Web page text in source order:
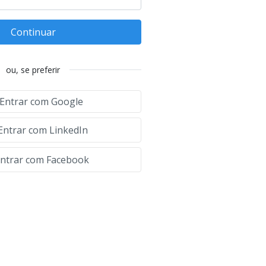
Continuar
ou, se preferir
com Google
com LinkedIn
com Facebook